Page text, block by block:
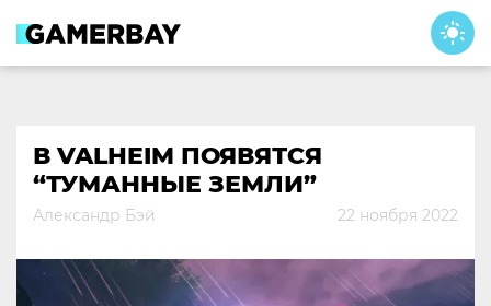
content
В VALHEIM ПОЯВЯТСЯ
“ТУМАННЫЕ ЗЕМЛИ”
Александр Бэй 22 ноября 2022